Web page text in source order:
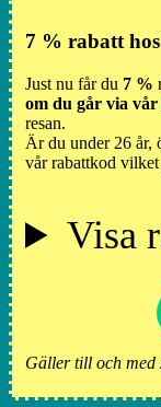
7 % rabatt
Just nu får du 7 %
om du går via vår
resan.
Är du under 26 år,
vår rabattkod
Visa
Gäller till och med